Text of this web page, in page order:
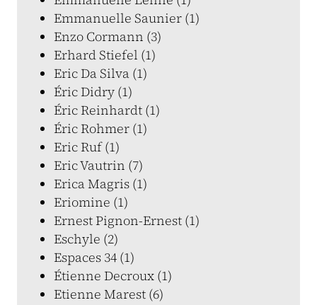
Emmanuelle Saunier (1)
Enzo Cormann (3)
Erhard Stiefel (1)
Eric Da Silva (1)
Éric Didry (1)
Éric Reinhardt (1)
Éric Rohmer (1)
Eric Ruf (1)
Eric Vautrin (7)
Erica Magris (1)
Eriomine (1)
Ernest Pignon-Ernest (1)
Eschyle (2)
Espaces 34 (1)
Étienne Decroux (1)
Etienne Marest (6)